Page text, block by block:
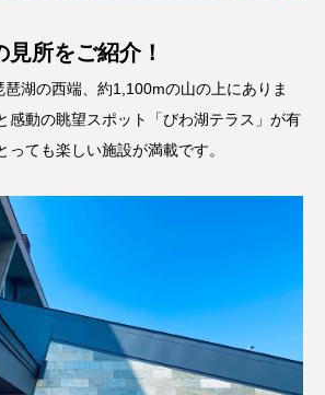
所をご紹介！
琶湖の西端、約1,100mの山の上にありま
感動の眺望スポット「びわ湖テラス」が有
っても楽しい施設が満載です。